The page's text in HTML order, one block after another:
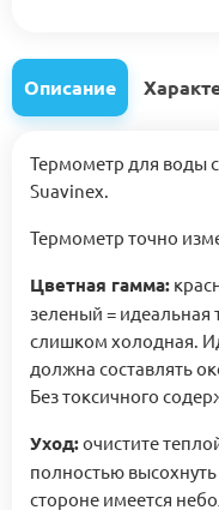
Описание
Термометр для воды
Suavinex.
Термометр точно
Цветная гамма:
зеленый = идеальная
слишком холодная.
должна составлять
Без токсичного
Уход:очистите
полностью
стороне имеется